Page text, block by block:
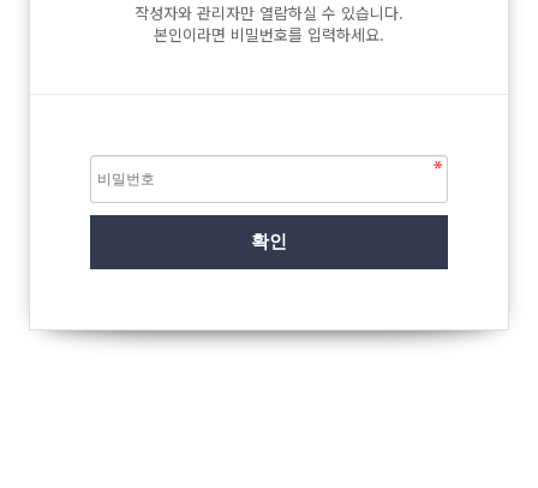
작성자와 관리자만 열람하실 수 있습니다.
본인이라면 비밀번호를 입력하세요.